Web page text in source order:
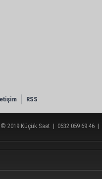
RSS
© 2019 Küçük Saat | 0532 059 69 46 |